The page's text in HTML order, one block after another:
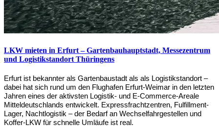
LKW mieten in Erfurt – Gartenbauhauptstadt, Messezentrum
und Logistikstandort Thüringens
Erfurt ist bekannter als Gartenbaustadt als als Logistikstandort –
dabei hat sich rund um den Flughafen Erfurt-Weimar in den letzten
Jahren eines der aktivsten Logistik- und E-Commerce-Areale
Mitteldeutschlands entwickelt. Expressfrachtzentren, Fulfillment-
Lager, Nachtlogistik – der Bedarf an Wechselfahrgestellen und
Koffer-LKW für schnelle Umläufe ist real.